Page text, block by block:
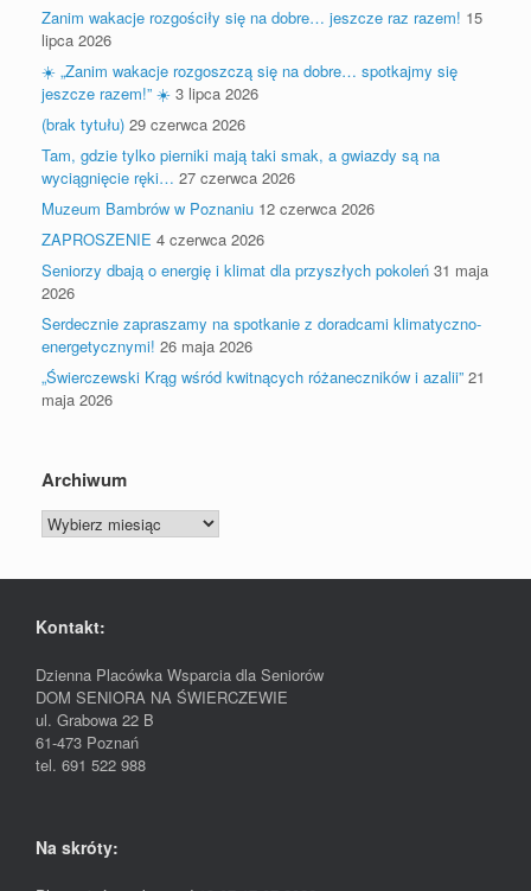
Zanim wakacje rozgościły się na dobre… jeszcze raz razem! 15
lipca 2026
☀️ „Zanim wakacje rozgoszczą się na dobre… spotkajmy się
jeszcze razem!” ☀️ 3 lipca 2026
(brak tytułu) 29 czerwca 2026
Tam, gdzie tylko pierniki mają taki smak, a gwiazdy są na
wyciągnięcie ręki… 27 czerwca 2026
Muzeum Bambrów w Poznaniu 12 czerwca 2026
ZAPROSZENIE 4 czerwca 2026
Seniorzy dbają o energię i klimat dla przyszłych pokoleń 31 maja
2026
Serdecznie zapraszamy na spotkanie z doradcami klimatyczno-
energetycznymi! 26 maja 2026
„Świerczewski Krąg wśród kwitnących różaneczników i azalii” 21
maja 2026
Archiwum
Archiwum
Kontakt:
Dzienna Placówka Wsparcia dla Seniorów
DOM SENIORA NA ŚWIERCZEWIE
ul. Grabowa 22 B
61-473 Poznań
tel. 691 522 988
Na skróty: